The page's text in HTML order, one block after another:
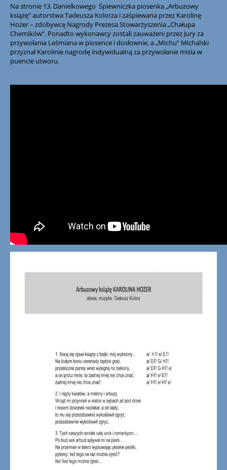
Na stronie 13. Danielkowego Śpiewniczka piosenka „Arbuzowy
książę” autorstwa Tadeusza Kolorza i zaśpiewana przez Karolinę
Hozer – zdobywcę Nagrody Prezesa Stowarzyszenia „Chałupa
Chemików”. Ponadto wykonawcy zostali zauważeni przez Jury za
przywołania Leśmiana w piosence i dosłownie, a „Michu” Michalski
przyznał Karolinie nagrodę indywidualną za przywołanie misia w
puencie utworu.